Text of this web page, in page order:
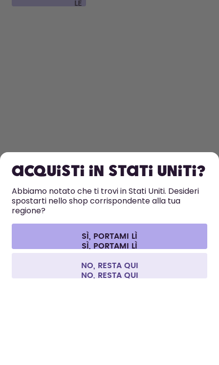
LE
ASSISTENZA
CONTATTI
Informativa sulla privacy Informazioni legali
Recedere dal contratto
Tutti i prezzi sono comprensivi di tasse ed escludono i costi di
spedizione.
Acquisti in Stati Uniti?
Abbiamo notato che ti trovi in Stati Uniti. Desideri
spostarti nello shop corrispondente alla tua
regione?
SÌ, PORTAMI LÌ
NO, RESTA QUI